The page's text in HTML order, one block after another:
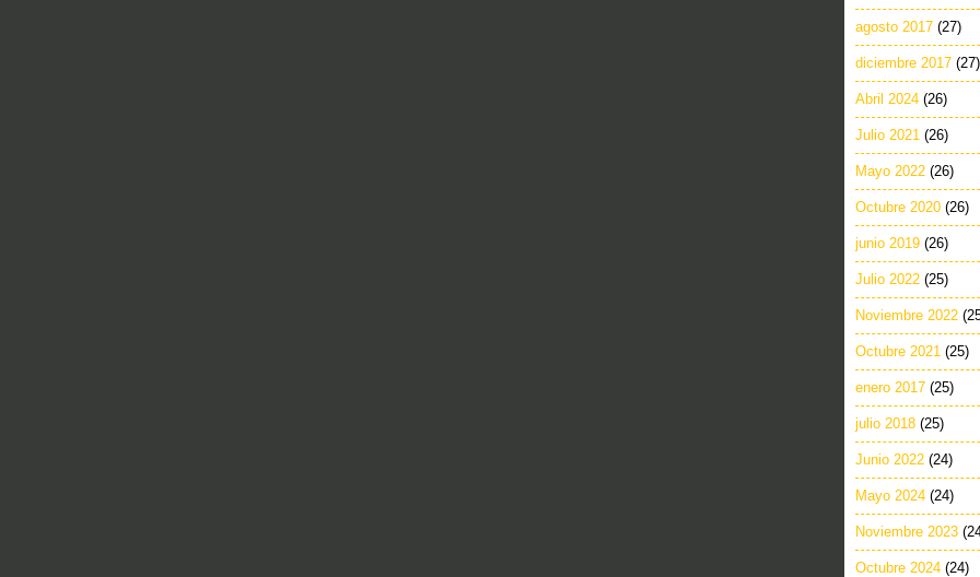
agosto 2017 (27)
diciembre 2017 (27)
Abril 2024 (26)
Julio 2021 (26)
Mayo 2022 (26)
Octubre 2020 (26)
junio 2019 (26)
Julio 2022 (25)
Noviembre 2022
Octubre 2021 (25)
enero 2017 (25)
julio 2018 (25)
Junio 2022 (24)
Mayo 2024 (24)
Noviembre 2023
Octubre 2024 (24)